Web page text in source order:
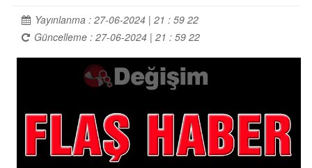
Yayınlanma : 27-06-2024 | 21 : 59 22
Güncelleme : 27-06-2024 | 21 : 59 22